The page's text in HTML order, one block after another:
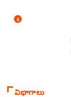
4
విభాగాలు